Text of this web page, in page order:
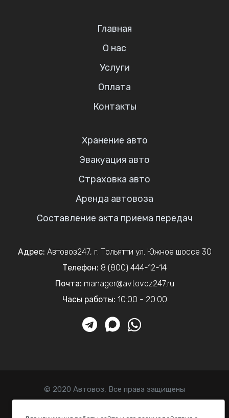
Главная
О нас
Услуги
Оплата
Контакты
Хранение авто
Эвакуация авто
Страховка авто
Аренда автовоза
Составление акта приема передач
Адрес: Автовоз247, г. Тольятти ул. Южное шоссе 30
Телефон: 8 (800) 444-12-14
Почта: manager@avtovoz247.ru
Часы работы: 10:00 - 20:00
© 2020 Автовоз, Все права защищены